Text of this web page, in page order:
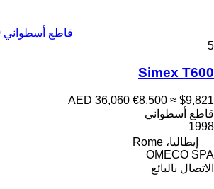
قاطع أسطواني Simex T600
5
Simex T600
AED 36,060 €8,500 ≈ $9,821
قاطع أسطواني
1998
إيطاليا، Rome
OMECO SPA
الاتصال بالبائع